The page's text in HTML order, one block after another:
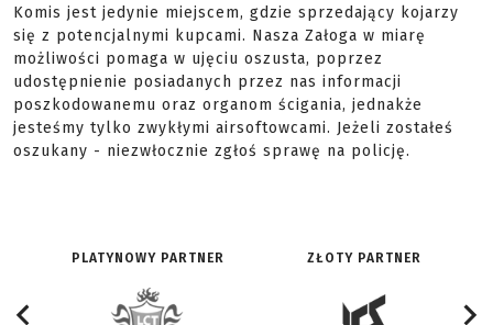
Komis jest jedynie miejscem, gdzie sprzedający kojarzy
się z potencjalnymi kupcami. Nasza Załoga w miarę
możliwości pomaga w ujęciu oszusta, poprzez
udostępnienie posiadanych przez nas informacji
poszkodowanemu oraz organom ścigania, jednakże
jesteśmy tylko zwykłymi airsoftowcami. Jeżeli zostałeś
oszukany - niezwłocznie zgłoś sprawę na policję.
PLATYNOWY PARTNER ZŁOTY PARTNER